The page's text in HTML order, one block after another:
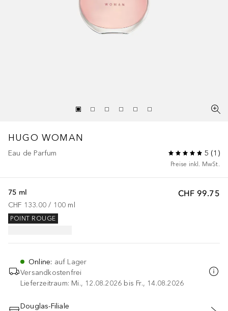
HUGO WOMAN
Eau de Parfum 5 (1 )
Preise inkl. MwSt.
CHF 99.75
75 ml
CHF 133.00 / 100 ml
POINT ROUGE
Online: auf Lager
Versandkostenfrei
Lieferzeitraum: Mi., 12.08.2026 bis Fr., 14.08.2026
Douglas-Filiale